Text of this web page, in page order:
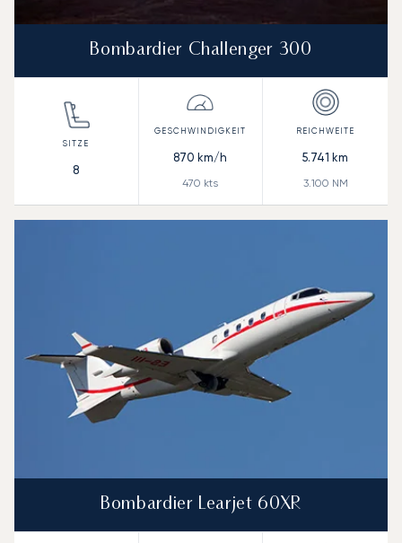
Bombardier Challenger 300
8
870 km/h
470 kts
5.741 km
3.100 NM
Bombardier Learjet 60XR